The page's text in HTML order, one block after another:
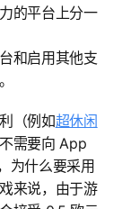
的平台上分一
和启用其他支
（例如超休闲
需要向 App
为什么要采用
来说，由于游